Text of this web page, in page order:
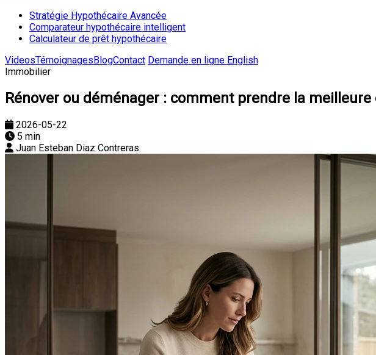
Stratégie Hypothécaire Avancée
Comparateur hypothécaire intelligent
Calculateur de prêt hypothécaire
VideosTémoignagesBlogContact Demande en ligne English
Immobilier
Rénover ou déménager : comment prendre la meilleure
2026-05-22
5 min
Juan Esteban Diaz Contreras